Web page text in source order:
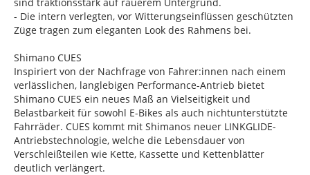
- Die intern verlegten, vor Witterungseinflüssen geschützten
Züge tragen zum eleganten Look des Rahmens bei.
Shimano CUES
Inspiriert von der Nachfrage von Fahrer:innen nach einem
verlässlichen, langlebigen Performance-Antrieb bietet
Shimano CUES ein neues Maß an Vielseitigkeit und
Belastbarkeit für sowohl E-Bikes als auch nichtunterstützte
Fahrräder. CUES kommt mit Shimanos neuer LINKGLIDE-
Antriebstechnologie, welche die Lebensdauer von
Verschleißteilen wie Kette, Kassette und Kettenblätter
deutlich verlängert.